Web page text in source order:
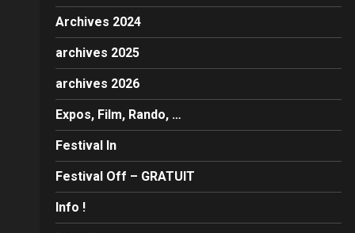
Archives 2024
archives 2025
archives 2026
Expos, Film, Rando, …
Festival In
Festival Off – GRATUIT
Info !